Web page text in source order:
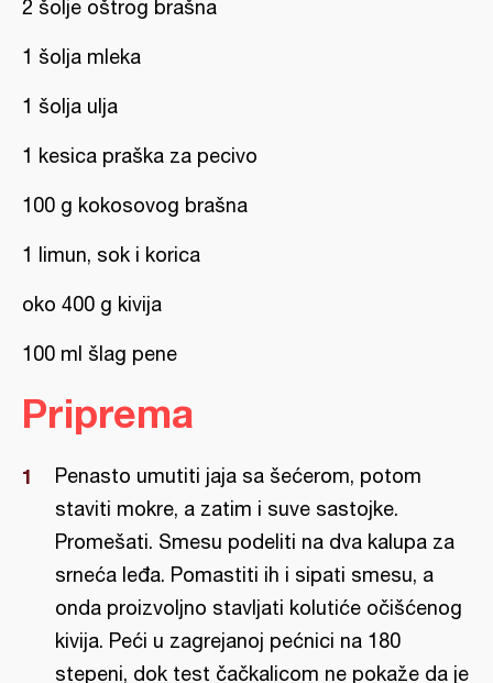
2 šolje oštrog brašna
1 šolja mleka
1 šolja ulja
1 kesica praška za pecivo
100 g kokosovog brašna
1 limun, sok i korica
oko 400 g kivija
100 ml šlag pene
Priprema
Penasto umutiti jaja sa šećerom, potom
staviti mokre, a zatim i suve sastojke.
Promešati. Smesu podeliti na dva kalupa za
srneća leđa. Pomastiti ih i sipati smesu, a
onda proizvoljno stavljati kolutiće očišćenog
kivija. Peći u zagrejanoj pećnici na 180
stepeni, dok test čačkalicom ne pokaže da je